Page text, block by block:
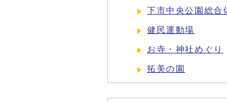
下市中央公園総合
健民運動場
お寺・神社めぐり
拓美の園